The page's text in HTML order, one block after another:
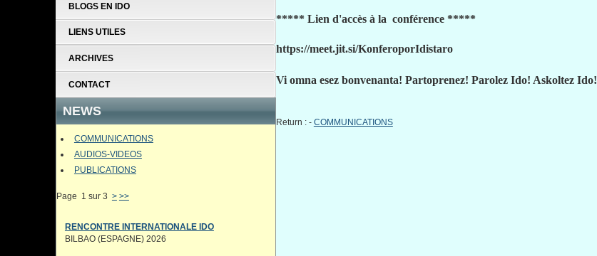
BLOGS EN IDO
LIENS UTILES
ARCHIVES
CONTACT
NEWS
COMMUNICATIONS
AUDIOS-VIDEOS
PUBLICATIONS
Page 1 sur 3 > >>
RENCONTRE INTERNATIONALE IDO
BILBAO (ESPAGNE) 2026
***** Lien d'accès à la conférence *****
https://meet.jit.si/KonferoporIdistaro
Vi omna esez bonvenanta! Partoprenez! Parolez Ido! Askoltez Ido!
Return : - COMMUNICATIONS